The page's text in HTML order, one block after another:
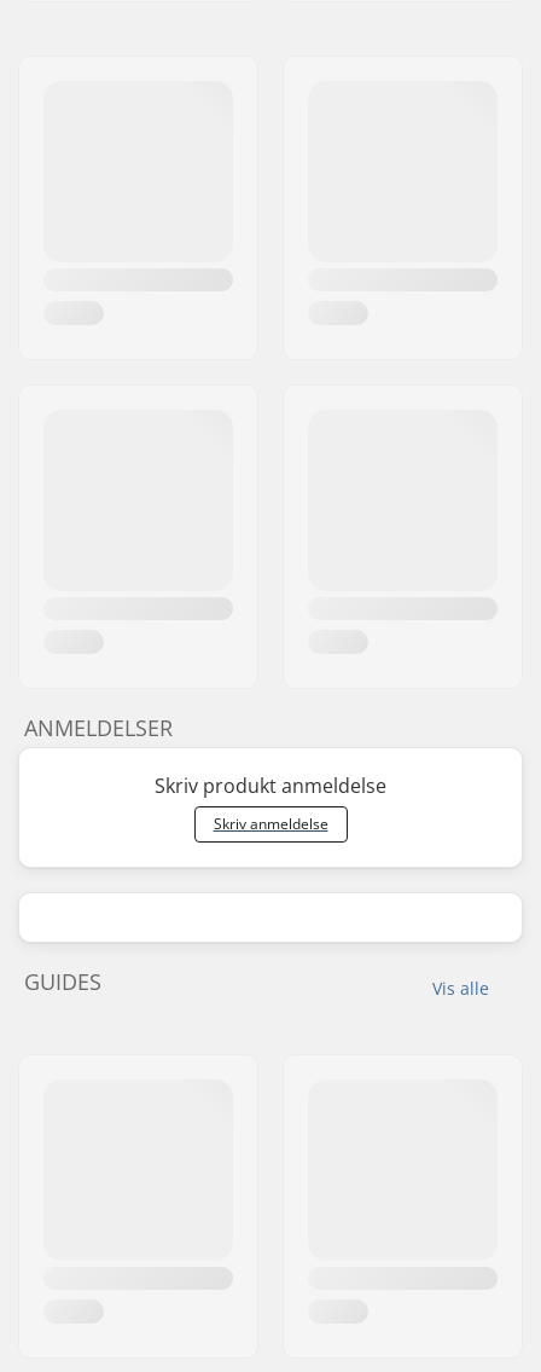
ANMELDELSER
Skriv produkt anmeldelse
Skriv anmeldelse
Vis alle
GUIDES